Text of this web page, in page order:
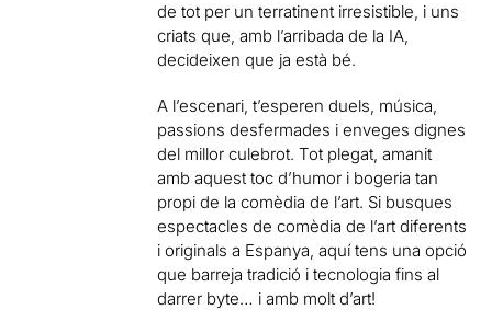
de tot per un terratinent irresistible, i uns
criats que, amb l’arribada de la IA,
decideixen que ja està bé.
A l’escenari, t’esperen duels, música,
passions desfermades i enveges dignes
del millor culebrot. Tot plegat, amanit
amb aquest toc d’humor i bogeria tan
propi de la comèdia de l’art. Si busques
espectacles de comèdia de l’art diferents
i originals a Espanya, aquí tens una opció
que barreja tradició i tecnologia fins al
darrer byte… i amb molt d’art!